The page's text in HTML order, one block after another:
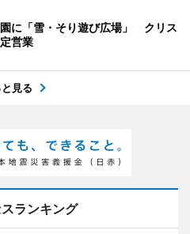
に「雪・そり遊び広場」 クリス
営業
見る
ランキング